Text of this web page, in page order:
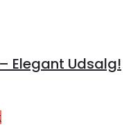
Elegant Udsalg!